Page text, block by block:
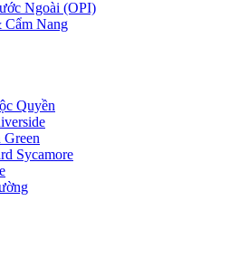
Ngoài (OPI)
Cẩm Nang
Quyền
Sycamore